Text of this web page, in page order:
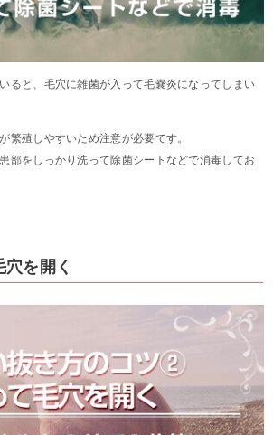
ると、毛穴に雑菌が入って毛嚢炎になってしまい
繁殖しやすいため注意が必要です。
部をしっかり洗って除菌シートなどで消毒してお
を開く